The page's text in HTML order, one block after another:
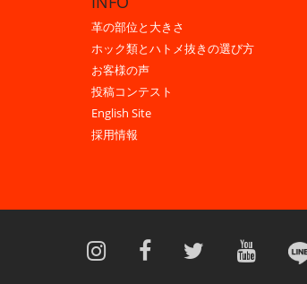
革の部位と大きさ
ホック類とハトメ抜きの選び方
お客様の声
投稿コンテスト
English Site
採用情報